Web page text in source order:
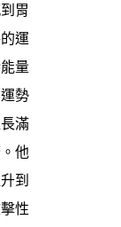
胃
運
量
勢
滿
他
到
性